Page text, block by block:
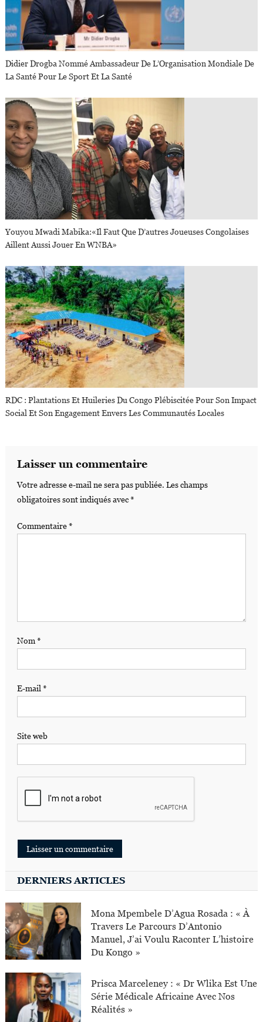
Didier Drogba Nommé Ambassadeur De L’Organisation Mondiale De
La Santé Pour Le Sport Et La Santé
Youyou Mwadi Mabika:«Il Faut Que D’autres Joueuses Congolaises
Aillent Aussi Jouer En WNBA»
RDC : Plantations Et Huileries Du Congo Plébiscitée Pour Son Impact
Social Et Son Engagement Envers Les Communautés Locales
Laisser un commentaire
Votre adresse e-mail ne sera pas publiée. Les champs
obligatoires sont indiqués avec*
Commentaire*
Nom*
E-mail *
Site web
DERNIERS ARTICLES
Mona Mpembele D’Agua Rosada : « À
Travers Le Parcours D’Antonio
Manuel, J’ai Voulu Raconter L’histoire
Du Kongo »
Prisca Marceleney : « Dr Wlika Est Une
Série Médicale Africaine Avec Nos
Réalités »